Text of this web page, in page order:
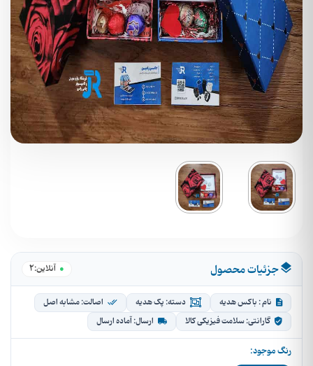
جزئیات محصول ● آنلاین:2
نام : باکس هدیه دسته: پک هدیه
اصالت: مشابه اصل
گارانتی: سلامت فیزیکی کالا
ارسال: آماده ارسال
رنگ موجود: